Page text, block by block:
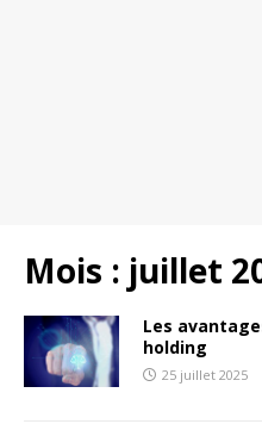
Mois : juillet
Les
holding
25 juillet 2025